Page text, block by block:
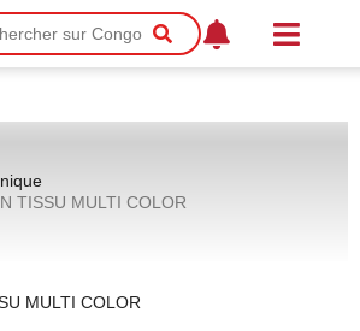
TISSU MULTI COLOR
MULTI COLOR